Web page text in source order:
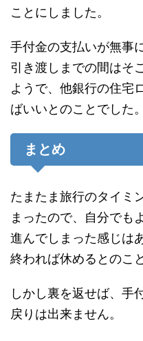
ことにしました。
手付金の支払いが無事
引き渡しまでの間はそ
ようで、他銀行の住宅
ばいいとのことでした。
まとめ
たまたま旅行のタイミ
まったので、自分でも
進んでしまった感じは
終われば休めるとのこと
しかし裏を返せば、手
戻りは出来ません。